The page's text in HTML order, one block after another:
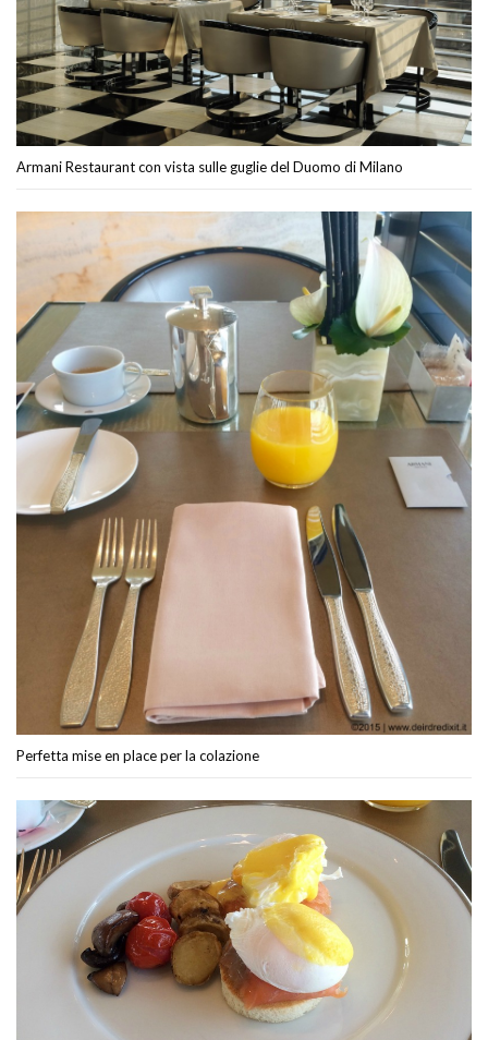
Armani Restaurant con vista sulle guglie del Duomo di Milano
Perfetta mise en place per la colazione